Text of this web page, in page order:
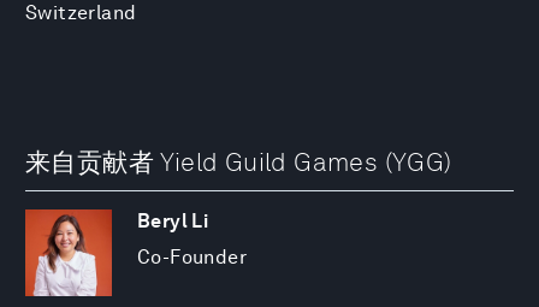
Switzerland
来自贡献者 Yield Guild Games (YGG)
Beryl Li
Co-Founder